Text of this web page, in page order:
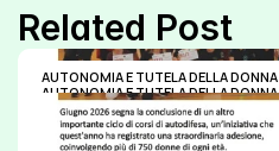
Related Post
AUTONOMIA E TUTELA DELLA DONNA
AUTONOMIA E TUTELA DELLA DONNA